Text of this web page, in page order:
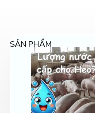
SẢN PHẨM